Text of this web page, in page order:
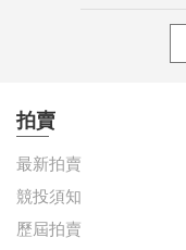
拍賣
最新拍賣
競投須知
歷屆拍賣